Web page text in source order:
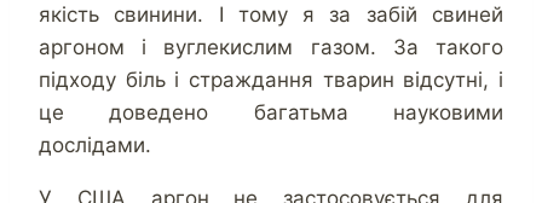
якість свинини. І тому я за забій свиней
аргоном і вуглекислим газом. За такого
підходу біль і страждання тварин відсутні, і
це доведено багатьма науковими
дослідами.
У США аргон не застосовується для